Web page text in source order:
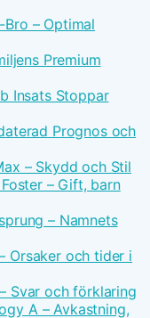
– Optimal
Premium
Insats Stoppar
Prognos och
– Skydd och Stil
– Gift, barn
– Namnets
Orsaker och tider i
Svar och förklaring
A – Avkastning,